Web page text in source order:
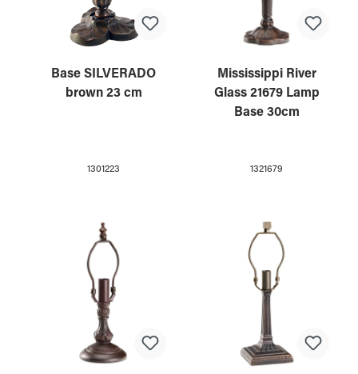
Base SILVERADO
brown 23 cm
1301223
Mississippi River
Glass 21679 Lamp
Base 30cm
1321679